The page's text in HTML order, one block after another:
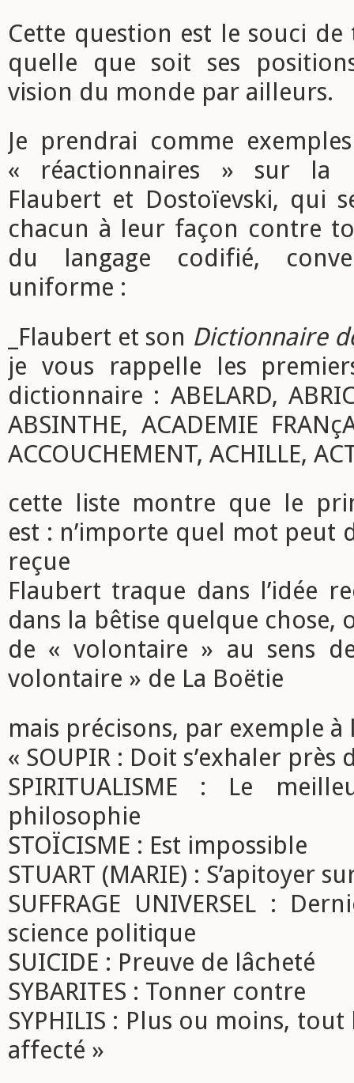
Cette question est le souci
quelle que soit ses
vision du monde par ailleurs.
Je prendrai comme
« réactionnaires » sur la
Flaubert et Dostoïevski, qui
chacun à leur façon contre
du langage codifié,
uniforme :
_Flaubert et son Dictionnaire
je vous rappelle les
dictionnaire : ABELARD,
ABSINTHE, ACADEMIE
ACCOUCHEMENT, ACHILLE,
cette liste montre que le
est : n’importe quel mot peut
reçue
Flaubert traque dans l’idée
dans la bêtise quelque
de « volontaire » au sens
volontaire » de La Boëtie
mais précisons, par exemple
« SOUPIR : Doit s’exhaler près
SPIRITUALISME : Le
philosophie
STOÏCISME : Est impossible
STUART (MARIE) : S’apitoyer
SUFFRAGE UNIVERSEL :
science politique
SUICIDE : Preuve de lâcheté
SYBARITES : Tonner contre
SYPHILIS : Plus ou moins,
affecté »